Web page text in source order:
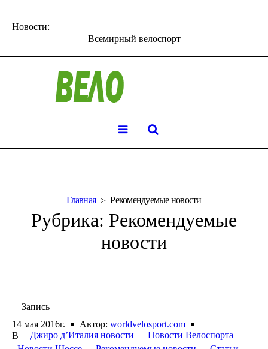
Новости:
Всемирный велоспорт
Главная Рекомендуемые новости
Рубрика: Рекомендуемые
новости
Запись
14 мая 2016г.
Автор: worldvelosport.com
В
Джиро д’Италия новости
Новости Велоспорта